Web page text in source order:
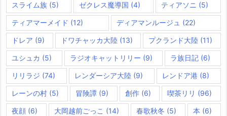
スライム族 (5) ゼクレス魔導国 (4) ティアソニ (5)
ティアマーメイド (12) ディアマンルージュ (22)
ドレア (9) ドワチャッカ大陸(13) プクランド大陸 (11)
ユシュカ (5) ラジオキャットリリー (9) ラ族日記 (6)
リリラジ (74) レンダーシア大陸 (9) レンドア港 (8)
レーンの村 (5) 冒険譚(9) 創作(6) 喫茶リリ (96)
夜顔 (6) 大岡越前ごっこ (14) 春歌秋冬 (5) 本 (6)